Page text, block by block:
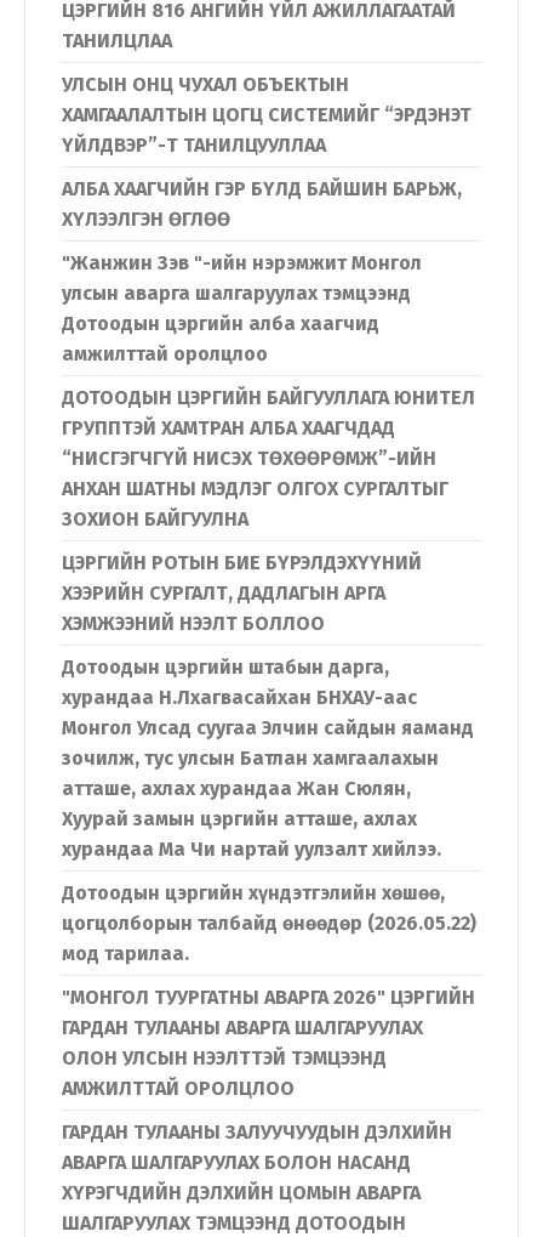
ЦЭРГИЙН 816 АНГИЙН ҮЙЛ АЖИЛЛАГААТАЙ
ТАНИЛЦЛАА
УЛСЫН ОНЦ ЧУХАЛ ОБЪЕКТЫН
ХАМГААЛАЛТЫН ЦОГЦ СИСТЕМИЙГ “ЭРДЭНЭТ
ҮЙЛДВЭР”-Т ТАНИЛЦУУЛЛАА
АЛБА ХААГЧИЙН ГЭР БҮЛД БАЙШИН БАРЬЖ,
ХҮЛЭЭЛГЭН ӨГЛӨӨ
"Жанжин Зэв "-ийн нэрэмжит Монгол
улсын аварга шалгаруулах тэмцээнд
Дотоодын цэргийн алба хаагчид
амжилттай оролцлоо
ДОТООДЫН ЦЭРГИЙН БАЙГУУЛЛАГА ЮНИТЕЛ
ГРУППТЭЙ ХАМТРАН АЛБА ХААГЧДАД
“НИСГЭГЧГҮЙ НИСЭХ ТӨХӨӨРӨМЖ”-ИЙН
АНХАН ШАТНЫ МЭДЛЭГ ОЛГОХ СУРГАЛТЫГ
ЗОХИОН БАЙГУУЛНА
ЦЭРГИЙН РОТЫН БИЕ БҮРЭЛДЭХҮҮНИЙ
ХЭЭРИЙН СУРГАЛТ, ДАДЛАГЫН АРГА
ХЭМЖЭЭНИЙ НЭЭЛТ БОЛЛОО
Дотоодын цэргийн штабын дарга,
хурандаа Н.Лхагвасайхан БНХАУ-аас
Монгол Улсад суугаа Элчин сайдын яаманд
зочилж, тус улсын Батлан хамгаалахын
атташе, ахлах хурандаа Жан Сюлян,
Хуурай замын цэргийн атташе, ахлах
хурандаа Ма Чи нартай уулзалт хийлээ.
Дотоодын цэргийн хүндэтгэлийн хөшөө,
цогцолборын талбайд өнөөдөр (2026.05.22)
мод тарилаа.
"МОНГОЛ ТУУРГАТНЫ АВАРГА 2026" ЦЭРГИЙН
ГАРДАН ТУЛААНЫ АВАРГА ШАЛГАРУУЛАХ
ОЛОН УЛСЫН НЭЭЛТТЭЙ ТЭМЦЭЭНД
АМЖИЛТТАЙ ОРОЛЦЛОО
ГАРДАН ТУЛААНЫ ЗАЛУУЧУУДЫН ДЭЛХИЙН
АВАРГА ШАЛГАРУУЛАХ БОЛОН НАСАНД
ХҮРЭГЧДИЙН ДЭЛХИЙН ЦОМЫН АВАРГА
ШАЛГАРУУЛАХ ТЭМЦЭЭНД ДОТООДЫН